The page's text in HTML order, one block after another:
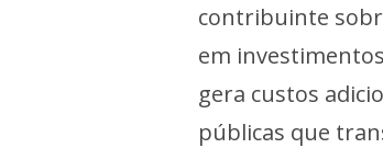
contribuinte
em
gera custos
públicas que